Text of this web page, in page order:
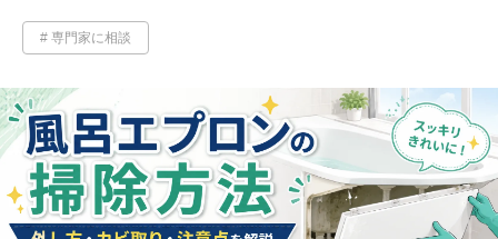
専門家に相談